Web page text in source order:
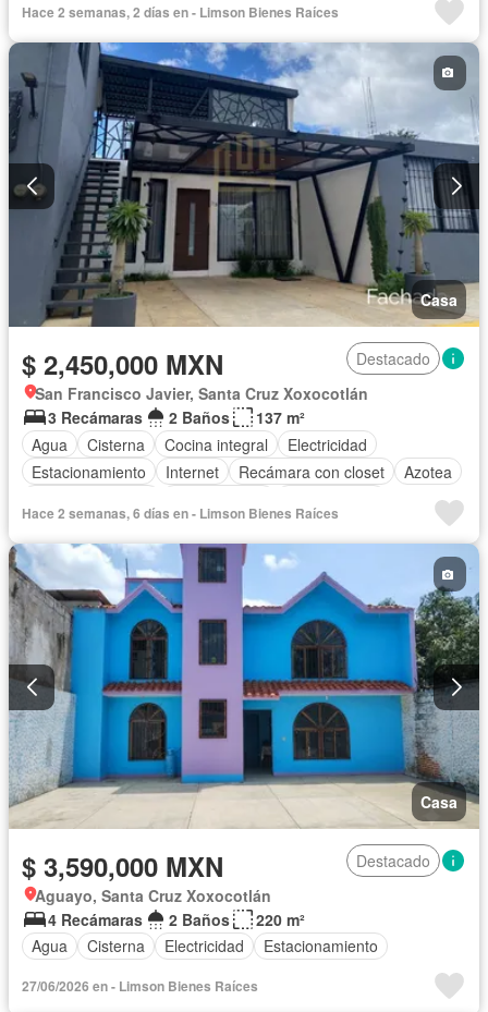
Hace 2 semanas, 2 días en - Limson Bienes Raíces
Casa
$ 2,450,000 MXN
Destacado
San Francisco Javier, Santa Cruz Xoxocotlán
3 Recámaras
2 Baños
137 m²
Agua
Cisterna Cocina integral
Electricidad
Estacionamiento
Internet Recámara con closet
Azotea
Hace 2 semanas, 6 días en - Limson Bienes Raíces
Casa
$ 3,590,000 MXN
Destacado
Aguayo, Santa Cruz Xoxocotlán
4 Recámaras
2 Baños
220 m²
Agua
Cisterna Electricidad Estacionamiento
27/06/2026 en - Limson Bienes Raíces